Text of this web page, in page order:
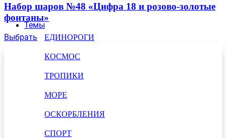
Темы
ЕДИНОРОГИ
КОСМОС
ТРОПИКИ
МОРЕ
ОСКОРБЛЕНИЯ
СПОРТ
Набор шаров №48 «Цифра 18 и розово-золотые
фонтаны»
Выбрать